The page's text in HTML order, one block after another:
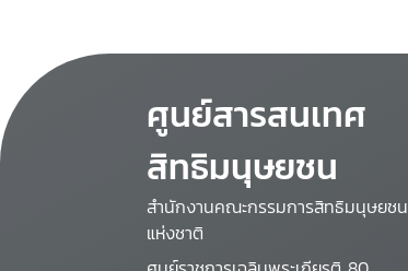
ศูนย์สารสนเทศ
สิทธิมนุษยชน
สำนักงานคณะกรรมการสิทธิมนุษยชน
แห่งชาติ